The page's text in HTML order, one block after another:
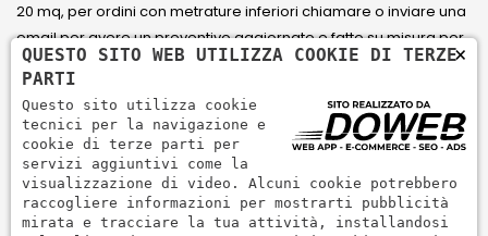
20 mq, per ordini con metrature inferiori chiamare o inviare una
email per avere un preventivo aggiornato e fatto su misura per
il cliente.
5) Paga con Carta di credito Visa, Visa Electron, Maestro,
Mastercard tramite il circuito PayPal. PayPal serve per pagare,
inviare denaro e accettare pagamenti in modo rapido,
semplice e sicuro.
×
QUESTO SITO WEB UTILIZZA COOKIE DI TERZE
PARTI
Questo sito utilizza cookie
tecnici per la navigazione e
cookie di terze parti per
servizi aggiuntivi come la
visualizzazione di video. Alcuni cookie potrebbero
raccogliere informazioni per mostrarti pubblicità
mirata e tracciare la tua attività, installandosi